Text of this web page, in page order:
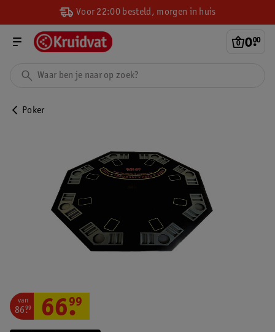
Voor 22:00 besteld, morgen in huis
0.
00
Poker
van
86.
99 66.
99